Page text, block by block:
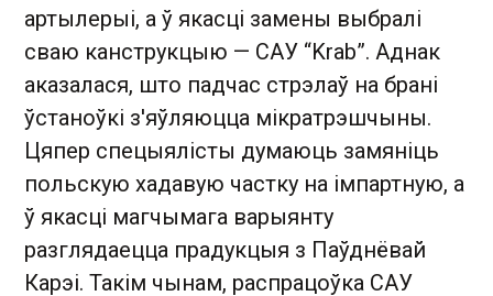
артылерыі, а ў якасці замены выбралі
сваю канструкцыю — САУ “Krab”. Аднак
аказалася, што падчас стрэлаў на брані
ўстаноўкі з'яўляюцца мікратрэшчыны.
Цяпер спецыялісты думаюць замяніць
польскую хадавую частку на імпартную, а
ў якасці магчымага варыянту
разглядаецца прадукцыя з Паўднёвай
Карэі. Такім чынам, распрацоўка САУ